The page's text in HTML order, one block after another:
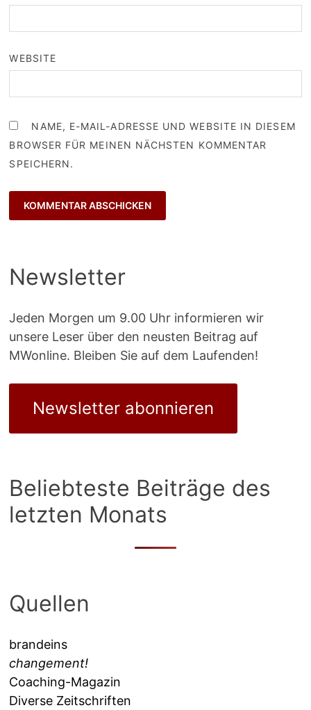
WEBSITE
NAME, E-MAIL-ADRESSE UND WEBSITE IN DIESEM
BROWSER FÜR MEINEN NÄCHSTEN KOMMENTAR
SPEICHERN.
Newsletter
Jeden Morgen um 9.00 Uhr informieren wir
unsere Leser über den neusten Beitrag auf
MWonline. Bleiben Sie auf dem Laufenden!
Newsletter abonnieren
Beliebteste Beiträge des
letzten Monats
Quellen
brandeins
changement!
Coaching-Magazin
Diverse Zeitschriften